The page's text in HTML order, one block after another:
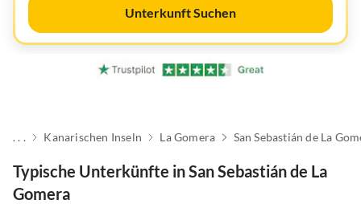
Unterkunft Suchen
. . . Kanarischen Inseln La Gomera San Sebastián de La
Typische Unterkünfte in San Sebastián de La
Gomera